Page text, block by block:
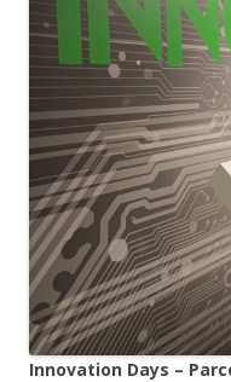
Innovation Days –